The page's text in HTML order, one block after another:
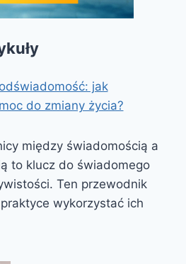
jak
do zmiany życia?
między świadomością a
to klucz do świadomego
Ten przewodnik
wykorzystać ich